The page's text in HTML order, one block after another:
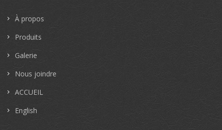
À propos
Produits
Galerie
Nous joindre
ACCUEIL
English